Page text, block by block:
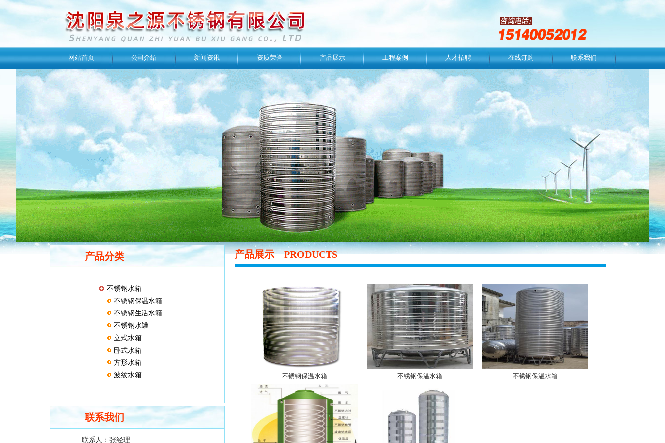
网站首页 公司介绍 新闻资讯 资质荣誉 产品展示 工程案例 人才招聘 在线订购 联系我们
产品分类
不锈钢水箱
不锈钢保温水箱
不锈钢生活水箱
不锈钢水罐
立式水箱
卧式水箱
方形水箱
波纹水箱
联系我们
联系人： 张经理
产品展示PRODUCTS
不锈钢保温水箱 不锈钢保温水箱 不锈钢保温水箱